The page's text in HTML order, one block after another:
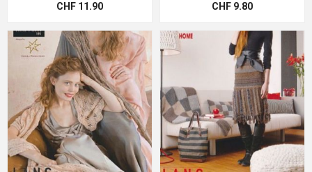
CHF 11.90 CHF 9.80